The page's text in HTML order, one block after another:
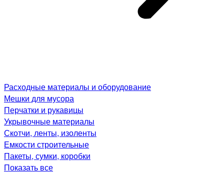
Расходные материалы и оборудование
Мешки для мусора
Перчатки и рукавицы
Укрывочные материалы
Скотчи, ленты, изоленты
Емкости строительные
Пакеты, сумки, коробки
Показать все